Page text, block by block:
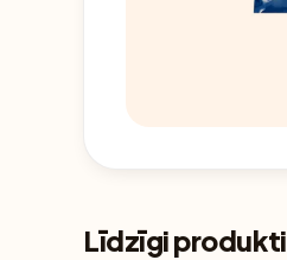
Līdzīgi produkti